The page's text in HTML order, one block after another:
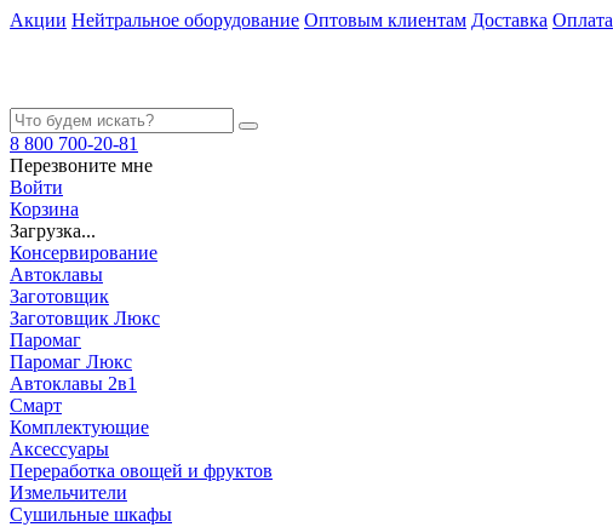
Акции Нейтральное оборудование Оптовым клиентам Доставка Оплата
8 800 700-20-81
Перезвоните мне
Войти
Корзина
Загрузка...
Консервирование
Автоклавы
Заготовщик
Заготовщик Люкс
Паромаг
Паромаг Люкс
Автоклавы 2в1
Смарт
Комплектующие
Аксессуары
Переработка овощей и фруктов
Измельчители
Сушильные шкафы